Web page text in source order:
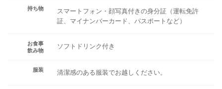
持ち物
スマートフォン・顔写真付きの身分証（運転免許
証、マイナンバーカード、パスポートなど）
お食事
飲み物
ソフトドリンク付き
服装 清潔感のある服装でお越しください。